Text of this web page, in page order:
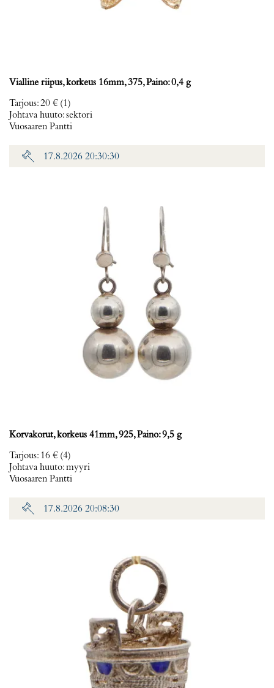
Vialline riipus, korkeus 16mm, 375, Paino: 0,4 g
Tarjous:20 € (1)
Johtava huuto:sektori
Vuosaaren Pantti
17.8.2026 20:30:30
Korvakorut, korkeus 41mm, 925, Paino: 9,5 g
Tarjous: 16 € (4)
Johtava huuto:myyri
Vuosaaren Pantti
17.8.2026 20:08:30